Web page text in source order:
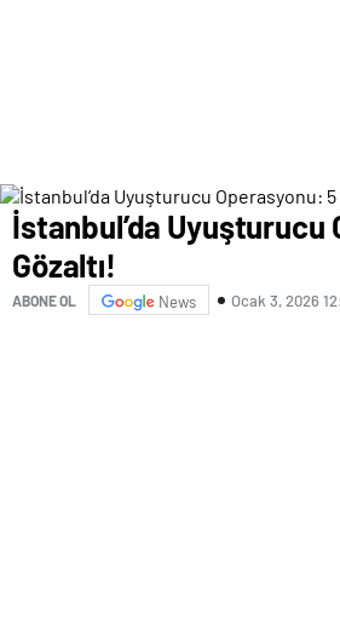
İstanbul’da Uyuşturucu
Gözaltı!
ABONE OL News Ocak 3, 2026